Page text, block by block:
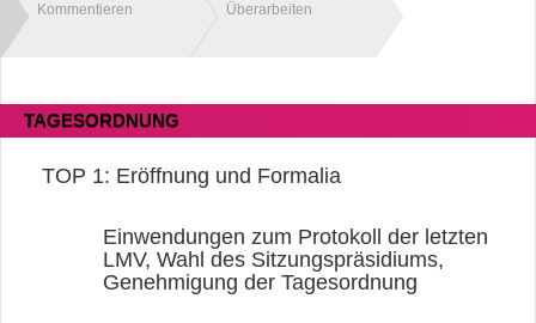
Kommentieren Überarbeiten
TAGESORDNUNG
TOP 1: Eröffnung und Formalia
Einwendungen zum Protokoll der letzten
LMV, Wahl des Sitzungspräsidiums,
Genehmigung der Tagesordnung